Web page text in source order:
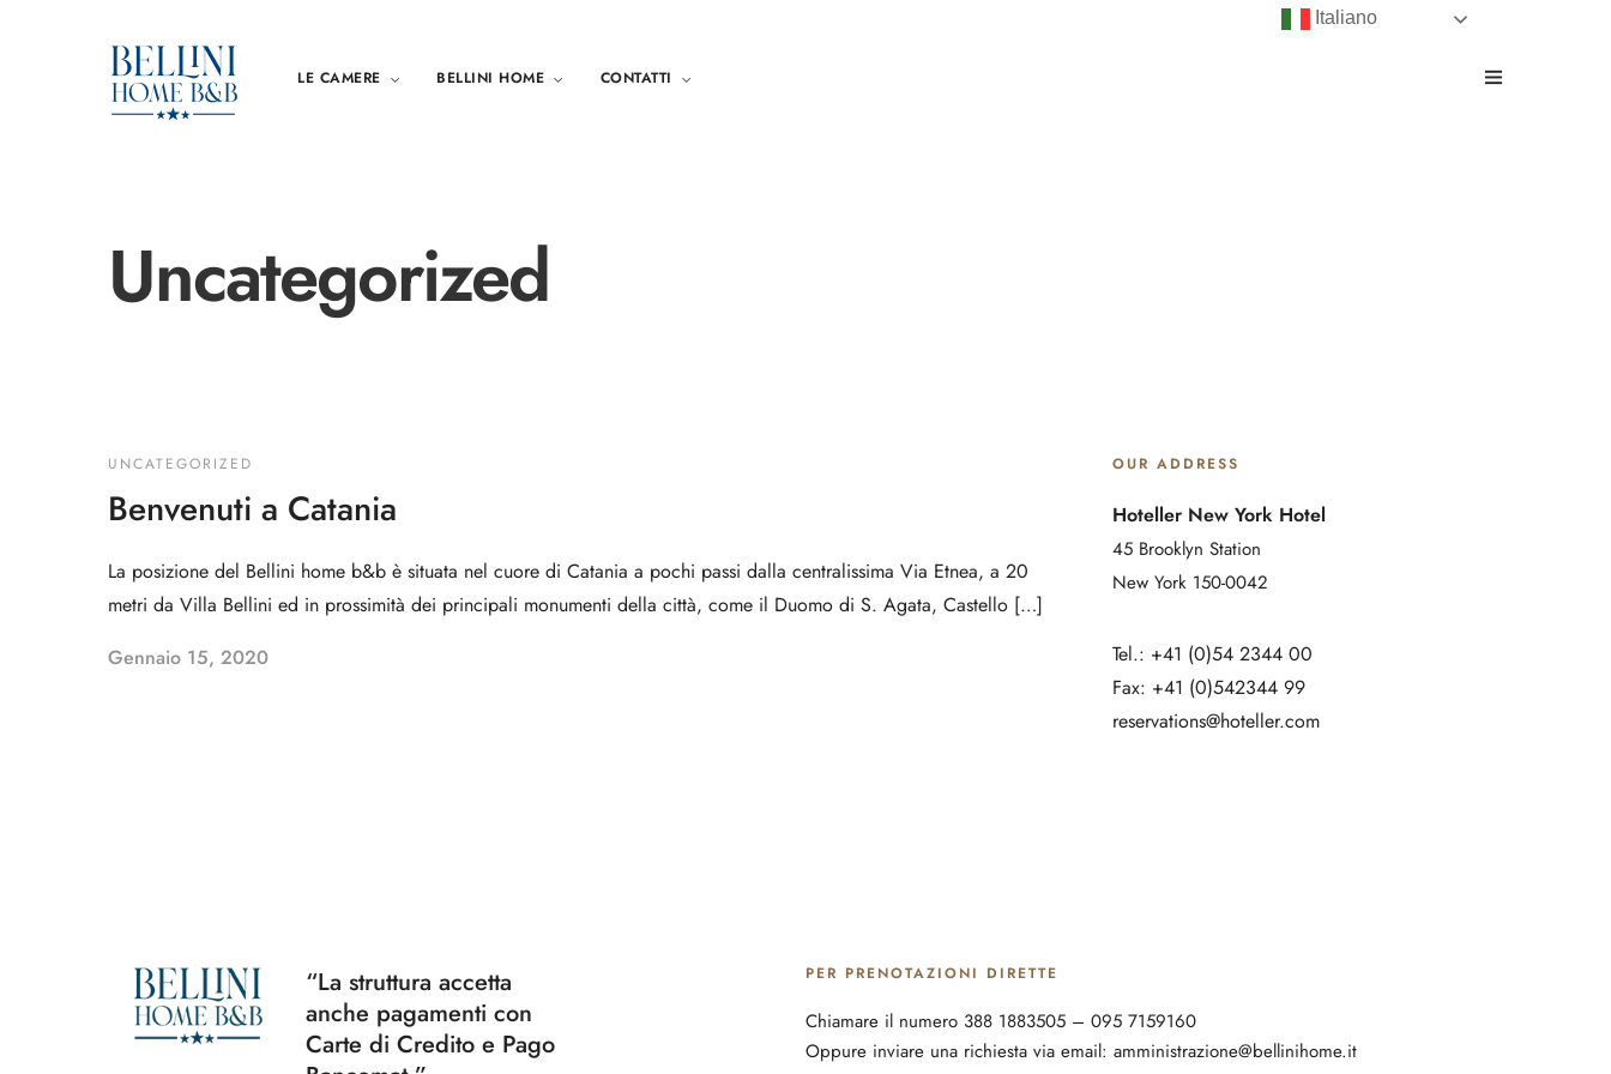
LE CAMERE BELLINI HOME CONTATTI
Uncategorized
UNCATEGORIZED
Benvenuti a Catania
La posizione del Bellini home b&b è situata nel cuore di Catania a pochi passi dalla centralissima Via Etnea, a 20
metri da Villa Bellini ed in prossimità dei principali monumenti della città, come il Duomo di S. Agata, Castello […]
Gennaio 15, 2020
OUR ADDRESS
Hoteller New York Hotel
45 Brooklyn Station
New York 150-0042
Tel.: +41 (0)54 2344 00
Fax: +41 (0)542344 99
reservations@hoteller.com
“La struttura accetta
anche pagamenti con
Carte di Credito e Pago
PER PRENOTAZIONI DIRETTE
Chiamare il numero 388 1883505 – 095 7159160
Oppure inviare una richiesta via email: amministrazione@bellinihome.it
Italiano